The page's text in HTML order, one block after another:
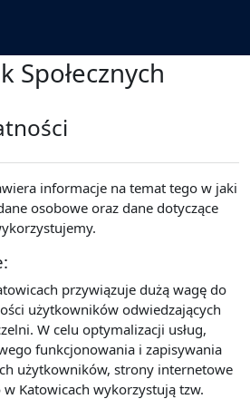
Społecznych
informacje na temat tego w jaki
osobowe oraz dane dotyczące
przywiązuje dużą wagę do
użytkowników odwiedzających
W celu optymalizacji usług,
funkcjonowania i zapisywania
użytkowników, strony internetowe
Katowicach wykorzystują tzw.